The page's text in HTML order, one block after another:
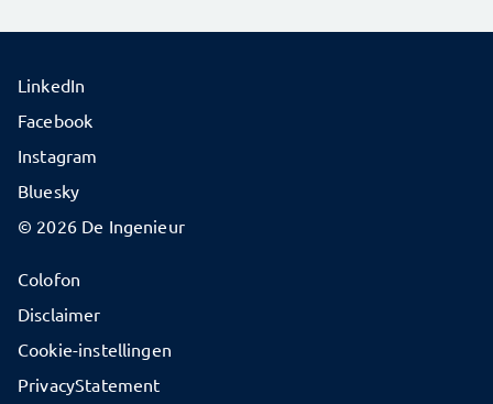
© 2026 De Ingenieur
Colofon
Disclaimer
Cookie-instellingen
PrivacyStatement
LinkedIn
Facebook
Instagram
Bluesky